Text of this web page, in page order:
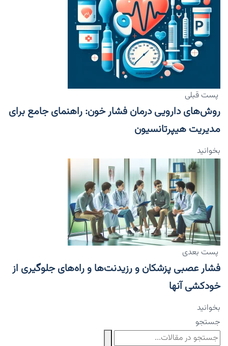
پست قبلی
روش‌های دارویی درمان فشار خون: راهنمای جامع برای
مدیریت هیپرتانسیون
بخوانید
پست بعدی
فشار عصبی پزشکان و رزیدنت‌ها و راه‌های جلوگیری از
خودکشی آنها
بخوانید
جستجو